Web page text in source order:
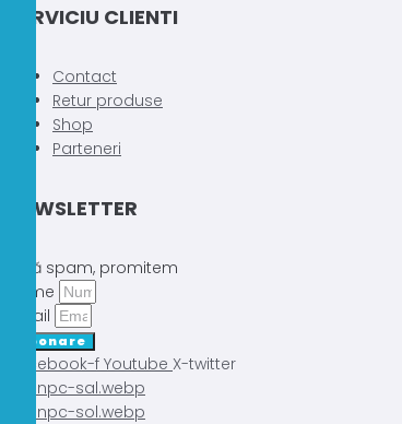
SERVICIU CLIENTI
Contact
Retur produse
Shop
Parteneri
NEWSLETTER
Fără spam, promitem
Nume
Email
Abonare
Facebook-f Youtube X-twitter